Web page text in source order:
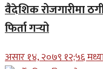
वैदेशिक रोजगारीमा
फिर्ता गर्‍यो
असार १४, २०७९ १२;५६